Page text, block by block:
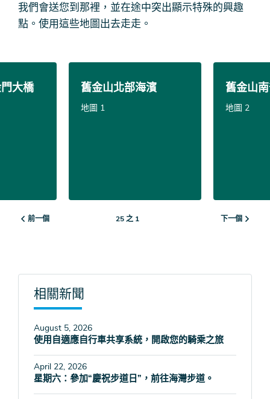
我們會送您到那裡，並在途中突出顯示特殊的興趣
點。使用這些地圖出去走走。
大橋 舊金山北部海濱
地圖 1
舊金山
地圖 2
前一個 25 之 1 下一個
相關新聞
August 5, 2026
使用自適應自行車共享系統，開啟您的騎乘之旅
April 22, 2026
星期六：參加“慶祝步道日”，前往海灣步道。